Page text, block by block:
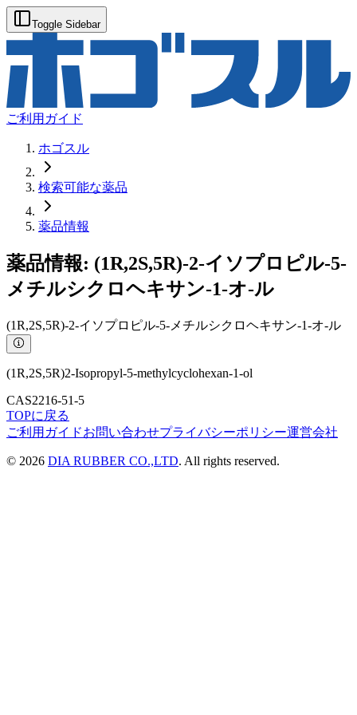
Toggle Sidebar
ご利用ガイド
ホゴスル
検索可能な薬品
薬品情報
薬品情報: (1R,2S,5R)-2-イソプロピル-5-
メチルシクロヘキサン-1-オ-ル
(1R,2S,5R)-2-イソプロピル-5-メチルシクロヘキサン-1-オ-ル
(1R,2S,5R)2-Isopropyl-5-methylcyclohexan-1-ol
CAS2216-51-5
TOPに戻る
ご利用ガイドお問い合わせプライバシーポリシー運営会社
© 2026 DIA RUBBER CO.,LTD. All rights reserved.